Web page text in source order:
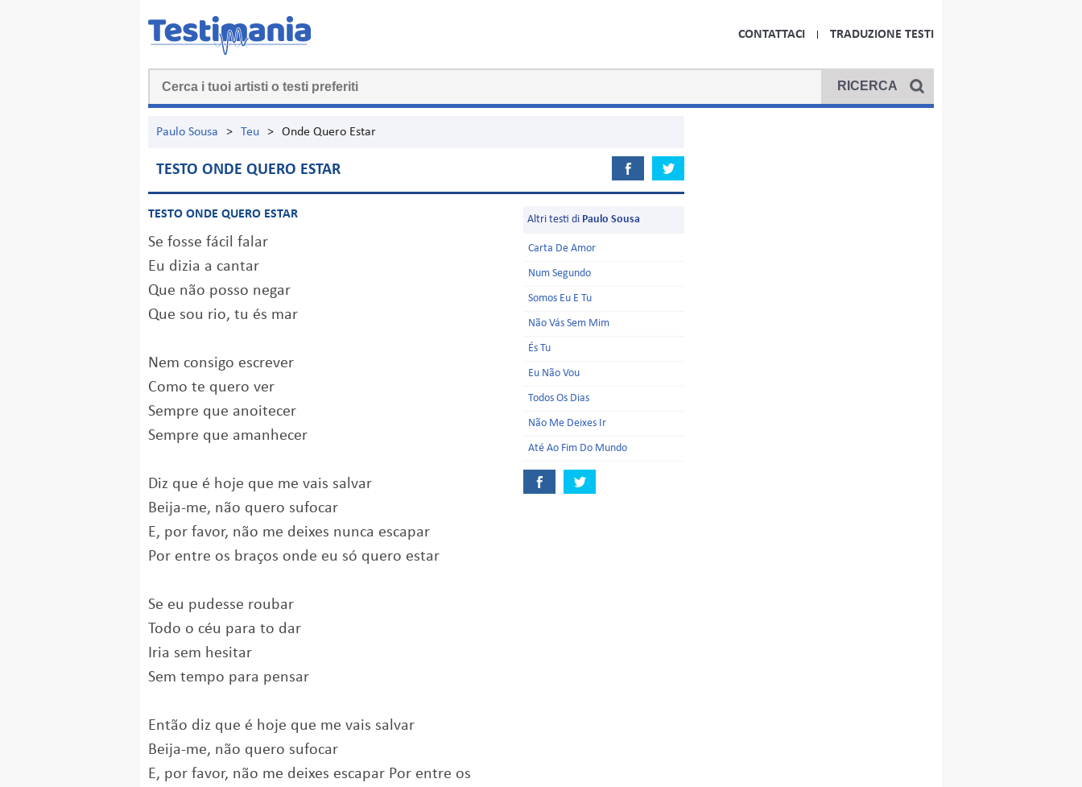
CONTATTACI TRADUZIONE TESTI
Paulo Sousa > Teu > Onde Quero Estar
TESTO ONDE QUERO ESTAR
TESTO ONDE QUERO ESTAR
Se fosse fácil falar
Eu dizia a cantar
Que não posso negar
Que sou rio, tu és mar
Nem consigo escrever
Como te quero ver
Sempre que anoitecer
Sempre que amanhecer
Diz que é hoje que me vais salvar
Beija-me, não quero sufocar
E, por favor, não me deixes nunca escapar
Por entre os braços onde eu só quero estar
Se eu pudesse roubar
Todo o céu para to dar
Iria sem hesitar
Sem tempo para pensar
Então diz que é hoje que me vais salvar
Beija-me, não quero sufocar
E, por favor, não me deixes escapar Por entre os
Altri testi di Paulo Sousa
Carta De Amor
Num Segundo
Somos Eu E Tu
Não Vás Sem Mim
És Tu
Eu Não Vou
Todos Os Dias
Não Me Deixes Ir
Até Ao Fim Do Mundo